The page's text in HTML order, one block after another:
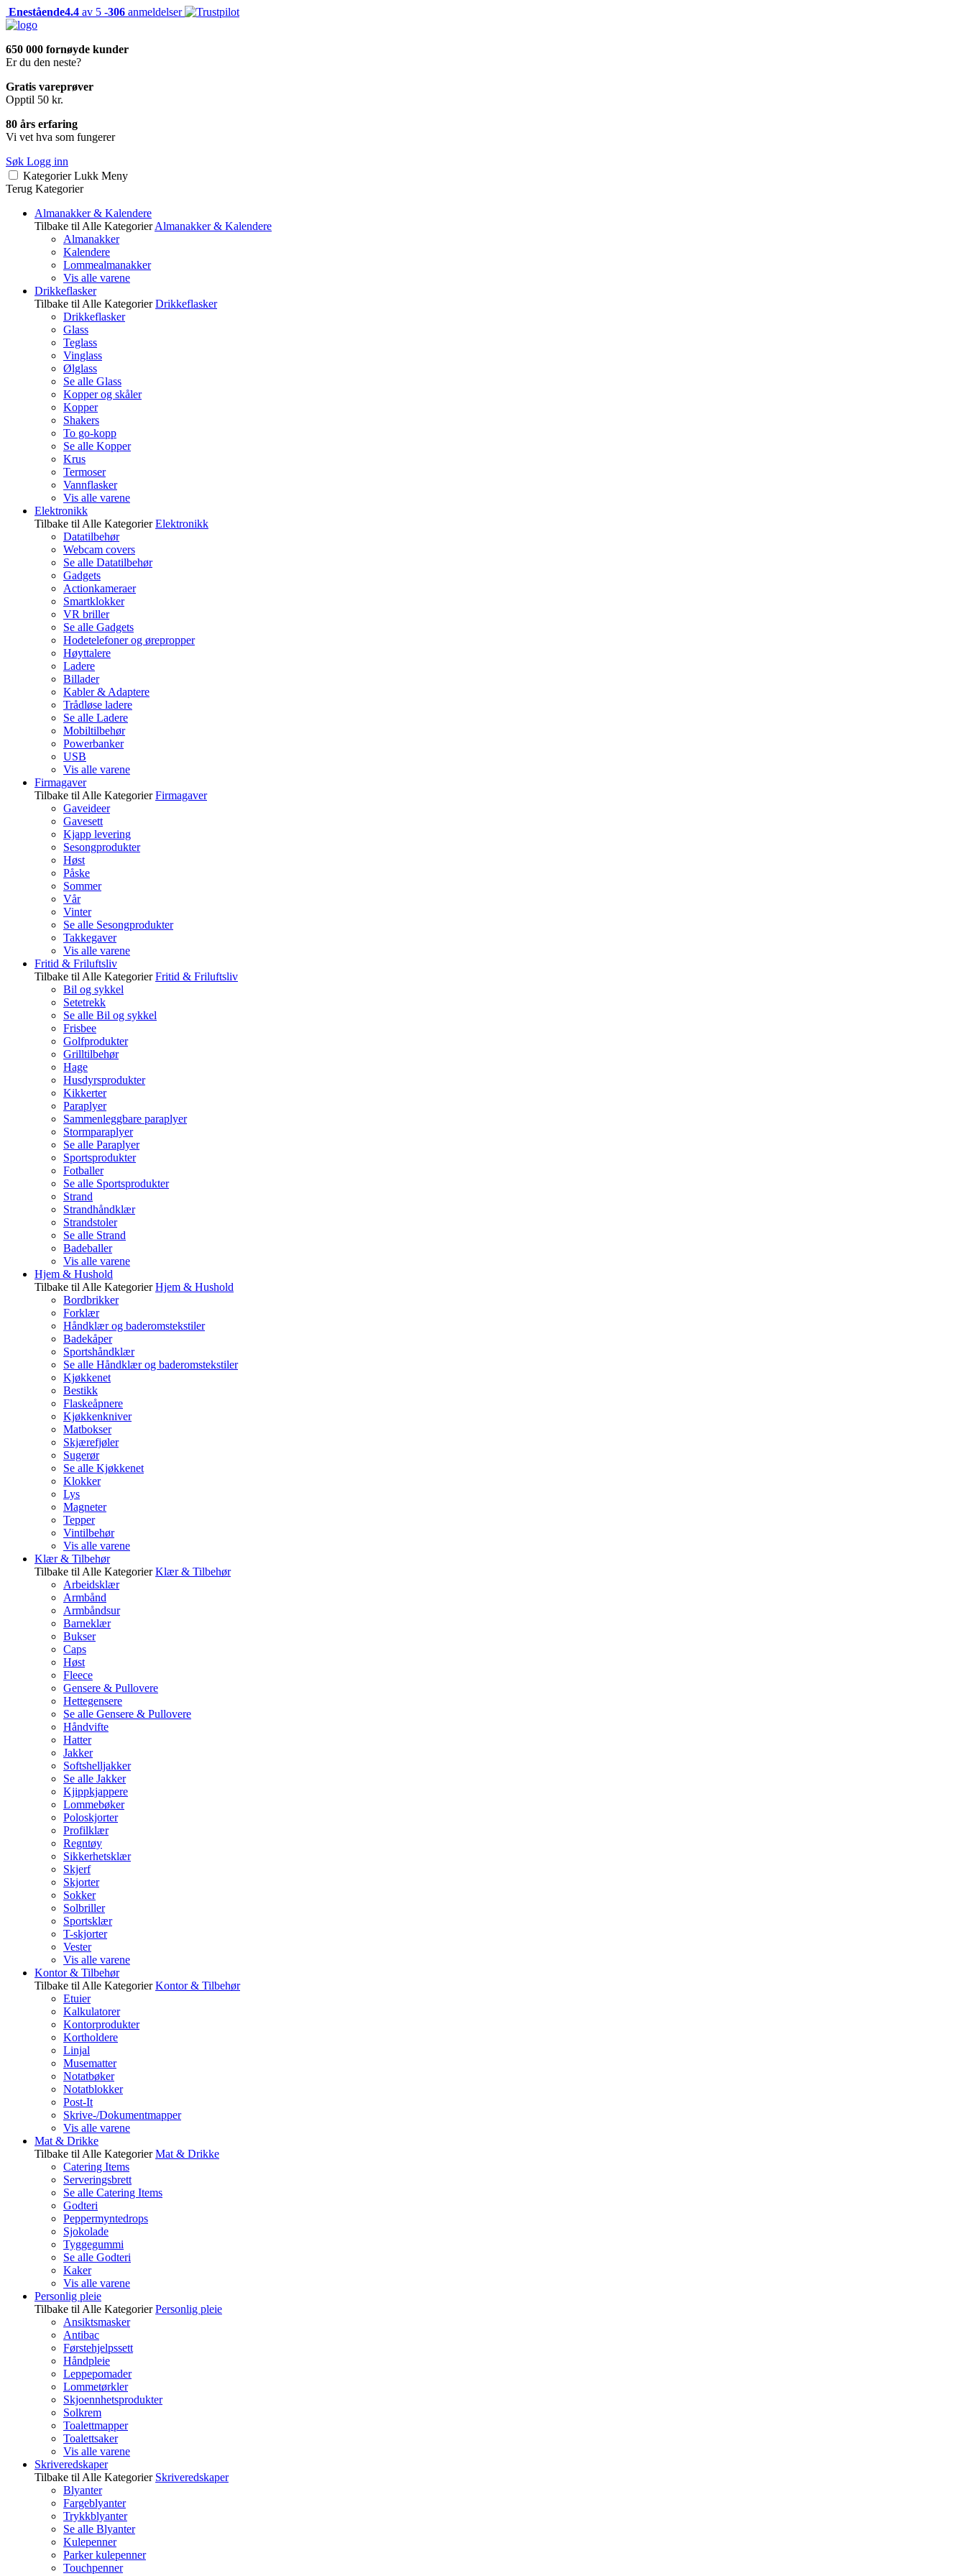
Enestående4.4 av 5 -306 anmeldelser
650 000 fornøyde kunder
Er du den neste?
Gratis vareprøver
Opptil 50 kr.
80 års erfaring
Vi vet hva som fungerer
Søk Logg inn
Kategorier Lukk Meny
Terug Kategorier
Almanakker & Kalendere
Tilbake til Alle Kategorier Almanakker & Kalendere
Almanakker
Kalendere
Lommealmanakker
Vis alle varene
Drikkeflasker
Tilbake til Alle Kategorier Drikkeflasker
Drikkeflasker
Glass
Teglass
Vinglass
Ølglass
Se alle Glass
Kopper og skåler
Kopper
Shakers
To go-kopp
Se alle Kopper
Krus
Termoser
Vannflasker
Vis alle varene
Elektronikk
Tilbake til Alle Kategorier Elektronikk
Datatilbehør
Webcam covers
Se alle Datatilbehør
Gadgets
Actionkameraer
Smartklokker
VR briller
Se alle Gadgets
Hodetelefoner og ørepropper
Høyttalere
Ladere
Billader
Kabler & Adaptere
Trådløse ladere
Se alle Ladere
Mobiltilbehør
Powerbanker
USB
Vis alle varene
Firmagaver
Tilbake til Alle Kategorier Firmagaver
Gaveideer
Gavesett
Kjapp levering
Sesongprodukter
Høst
Påske
Sommer
Vår
Vinter
Se alle Sesongprodukter
Takkegaver
Vis alle varene
Fritid & Friluftsliv
Tilbake til Alle Kategorier Fritid & Friluftsliv
Bil og sykkel
Setetrekk
Se alle Bil og sykkel
Frisbee
Golfprodukter
Grilltilbehør
Hage
Husdyrsprodukter
Kikkerter
Paraplyer
Sammenleggbare paraplyer
Stormparaplyer
Se alle Paraplyer
Sportsprodukter
Fotballer
Se alle Sportsprodukter
Strand
Strandhåndklær
Strandstoler
Se alle Strand
Badeballer
Vis alle varene
Hjem & Hushold
Tilbake til Alle Kategorier Hjem & Hushold
Bordbrikker
Forklær
Håndklær og baderomstekstiler
Badekåper
Sportshåndklær
Se alle Håndklær og baderomstekstiler
Kjøkkenet
Bestikk
Flaskeåpnere
Kjøkkenkniver
Matbokser
Skjærefjøler
Sugerør
Se alle Kjøkkenet
Klokker
Lys
Magneter
Tepper
Vintilbehør
Vis alle varene
Klær & Tilbehør
Tilbake til Alle Kategorier Klær & Tilbehør
Arbeidsklær
Armbånd
Armbåndsur
Barneklær
Bukser
Caps
Høst
Fleece
Gensere & Pullovere
Hettegensere
Se alle Gensere & Pullovere
Håndvifte
Hatter
Jakker
Softshelljakker
Se alle Jakker
Kjippkjappere
Lommebøker
Poloskjorter
Profilklær
Regntøy
Sikkerhetsklær
Skjerf
Skjorter
Sokker
Solbriller
Sportsklær
T-skjorter
Vester
Vis alle varene
Kontor & Tilbehør
Tilbake til Alle Kategorier Kontor & Tilbehør
Etuier
Kalkulatorer
Kontorprodukter
Kortholdere
Linjal
Musematter
Notatbøker
Notatblokker
Post-It
Skrive-/Dokumentmapper
Vis alle varene
Mat & Drikke
Tilbake til Alle Kategorier Mat & Drikke
Catering Items
Serveringsbrett
Se alle Catering Items
Godteri
Peppermyntedrops
Sjokolade
Tyggegummi
Se alle Godteri
Kaker
Vis alle varene
Personlig pleie
Tilbake til Alle Kategorier Personlig pleie
Ansiktsmasker
Antibac
Førstehjelpssett
Håndpleie
Leppepomader
Lommetørkler
Skjoennhetsprodukter
Solkrem
Toalettmapper
Toalettsaker
Vis alle varene
Skriveredskaper
Tilbake til Alle Kategorier Skriveredskaper
Blyanter
Fargeblyanter
Trykkblyanter
Se alle Blyanter
Kulepenner
Parker kulepenner
Touchpenner